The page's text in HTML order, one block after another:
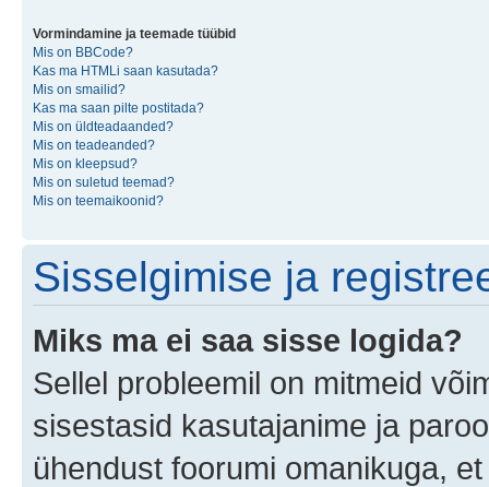
Vormindamine ja teemade tüübid
Mis on BBCode?
Kas ma HTMLi saan kasutada?
Mis on smailid?
Kas ma saan pilte postitada?
Mis on üldteadaanded?
Mis on teadeanded?
Mis on kleepsud?
Mis on suletud teemad?
Mis on teemaikoonid?
Sisselgimise ja
Miks ma ei saa sisse logida?
Sellel probleemil on mitmeid
sisestasid kasutajanime ja
ühendust foorumi omanikuga,